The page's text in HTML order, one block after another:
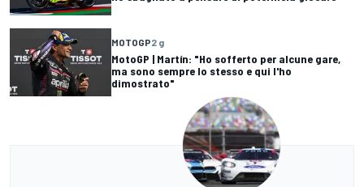
MOTOGP2 g
MotoGP | Martín: "Ho sofferto per alcune gare,
ma sono sempre lo stesso e qui l'ho
dimostrato"